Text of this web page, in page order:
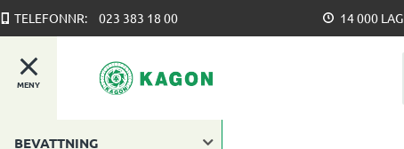
TELEFONNR: 023 383 18 00 14 000
MENY
BEVATTNING